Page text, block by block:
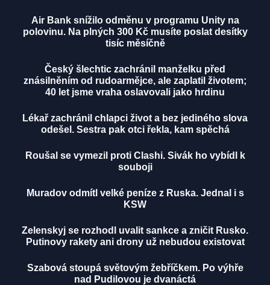
Air Bank snížilo odměnu v programu Unity na
polovinu. Na plných 300 Kč musíte poslat desítky
tisíc měsíčně
Český šlechtic zachránil manželku před
znásilněním od rudoarmějce, ale zaplatil životem;
40 let jsme vraha oslavovali jako hrdinu
Lékař zachránil chlapci život a bez jediného slova
odešel. Sestra pak otci řekla, kam spěchá
Roušal se vymezil proti Clashi. Sivák ho vybídl k
souboji
Muradov odmítl velké peníze z Ruska. Jednal i s
KSW
Zelenskyj se rozhodl uvalit sankce a zničit Rusko.
Putinovy rakety ani drony už nebudou existovat
Szabová stoupá světovým žebříčkem. Po výhře
nad Pudilovou je dvanáctá